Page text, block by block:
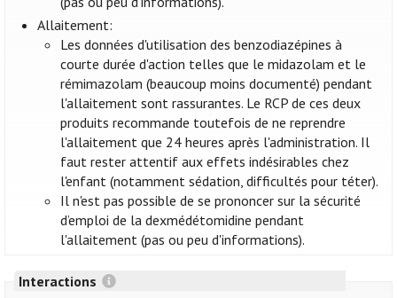
Allaitement:
Les données d'utilisation des benzodiazépines à
courte durée d'action telles que le midazolam et le
rémimazolam (beaucoup moins documenté) pendant
l'allaitement sont rassurantes. Le RCP de ces deux
produits recommande toutefois de ne reprendre
l'allaitement que 24 heures après l'administration. Il
faut rester attentif aux effets indésirables chez
l'enfant (notamment sédation, difficultés pour téter).
Il n'est pas possible de se prononcer sur la sécurité
d’emploi de la dexmédétomidine pendant
l'allaitement (pas ou peu d'informations).
Interactions